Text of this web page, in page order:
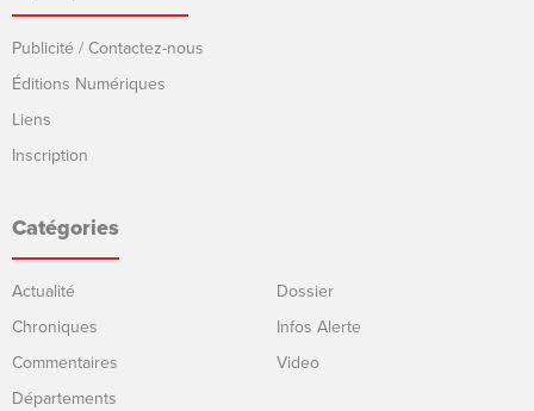
Publicité / Contactez-nous
Éditions Numériques
Liens
Inscription
Catégories
Actualité
Chroniques
Commentaires
Départements
Dossier
Infos Alerte
Video